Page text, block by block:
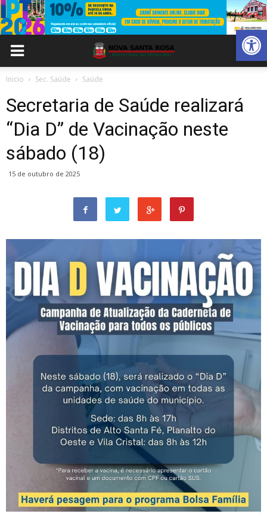
Abrir
Inicio Sec. Saúde Saúde
Secretaria de Saúde realizará
“Dia D” de Vacinação neste
sábado (18)
15 de outubro de 2025